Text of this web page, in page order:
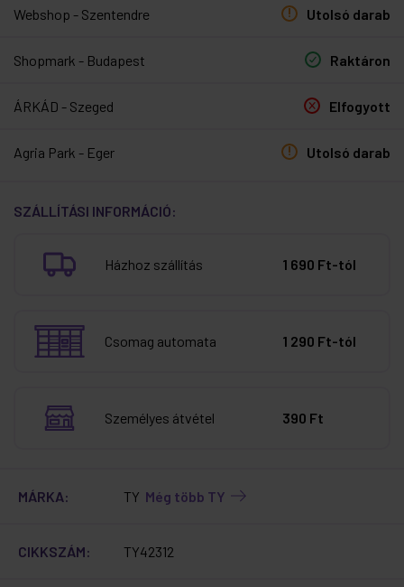
Webshop - Szentendre Utolsó darab
Shopmark - Budapest Raktáron
ÁRKÁD - Szeged Elfogyott
Agria Park - Eger Utolsó darab
SZÁLLÍTÁSI INFORMÁCIÓ:
Házhoz szállítás 1 690 Ft-tól
Csomag automata 1 290 Ft-tól
Személyes átvétel 390 Ft
MÁRKA: TY Még több TY
CIKKSZÁM: TY42312